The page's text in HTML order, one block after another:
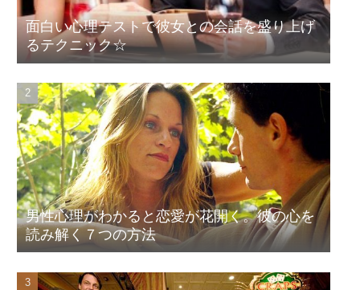
面白い心理テストで彼女との会話を盛り上げ
るテクニック☆
男性心理がわかると恋愛が花開く。彼の心を
読み解く７つの方法